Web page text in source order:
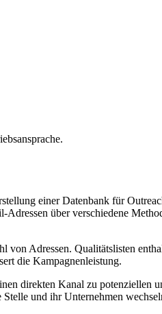
einer Datenbank für
über verschiedene
Adressen. Qualitätslisten
die Kampagnenleistung.
direkten Kanal zu potenziellen
und ihr Unternehmen